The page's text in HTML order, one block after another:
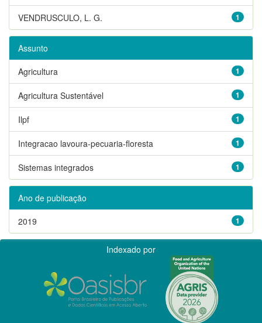
1
VENDRUSCULO, L. G.
Assunto
1
Agricultura
1
Agricultura Sustentável
1
Ilpf
1
Integracao lavoura-pecuaria-floresta
1
Sistemas integrados
Ano de publicação
1
2019
Indexado por